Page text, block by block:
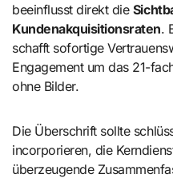
beeinflusst direkt die
Kundenakquisitionsraten.
schafft sofortige
Engagement um das 21-
ohne Bilder.
Die Überschrift sollte
incorporieren, die
überzeugende